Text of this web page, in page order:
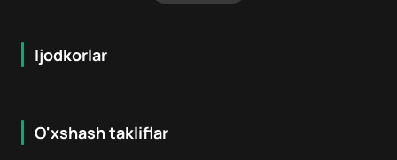
Ijodkorlar
O'xshash takliflar
18 + 5.2